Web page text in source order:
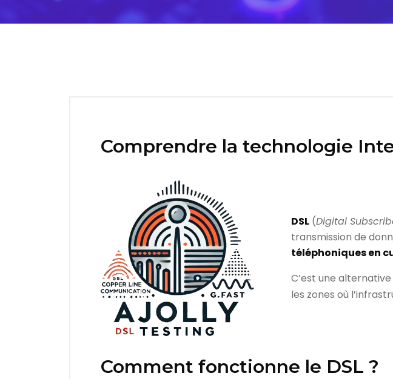
Comprendre la technologie
DSL(Digital
transmission de
téléphoniques en
C’est une
les zones où
Comment fonctionne le DSL ?